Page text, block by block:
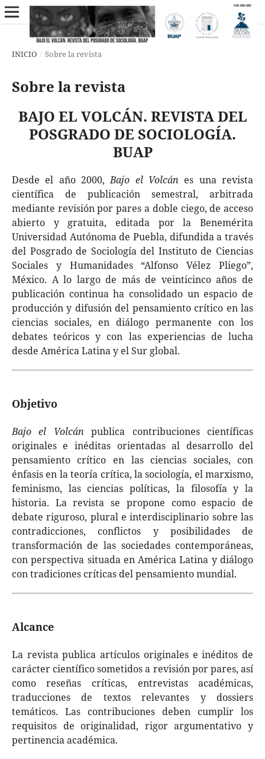
INICIO / Sobre la revista
Sobre la revista
BAJO EL VOLCÁN. REVISTA DEL
POSGRADO DE SOCIOLOGÍA.
BUAP
Desde el año 2000,Bajo el Volcán es una revista
científica de publicación semestral, arbitrada
mediante revisión por pares a doble ciego, de acceso
abierto y gratuita, editada por la Benemérita
Universidad Autónoma de Puebla, difundida a través
del Posgrado de Sociología del Instituto de Ciencias
Sociales y Humanidades “Alfonso Vélez Pliego”,
México. A lo largo de más de veinticinco años de
publicación continua ha consolidado un espacio de
producción y difusión del pensamiento crítico en las
ciencias sociales, en diálogo permanente con los
debates teóricos y con las experiencias de lucha
desde América Latina y el Sur global.
Objetivo
Bajo el Volcán publica contribuciones científicas
originales e inéditas orientadas al desarrollo del
pensamiento crítico en las ciencias sociales, con
énfasis en la teoría crítica, la sociología, el marxismo,
feminismo, las ciencias políticas, la filosofía y la
historia. La revista se propone como espacio de
debate riguroso, plural e interdisciplinario sobre las
contradicciones, conflictos y posibilidades de
transformación de las sociedades contemporáneas,
con perspectiva situada en América Latina y diálogo
con tradiciones críticas del pensamiento mundial.
Alcance
La revista publica artículos originales e inéditos de
carácter científico sometidos a revisión por pares, así
como reseñas críticas, entrevistas académicas,
traducciones de textos relevantes y dossiers
temáticos. Las contribuciones deben cumplir los
requisitos de originalidad, rigor argumentativo y
pertinencia académica.